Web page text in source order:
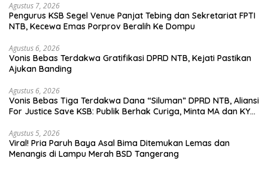
Agustus 7, 2026
Pengurus KSB Segel Venue Panjat Tebing dan Sekretariat FPTI
NTB, Kecewa Emas Porprov Beralih Ke Dompu
Agustus 6, 2026
Vonis Bebas Terdakwa Gratifikasi DPRD NTB, Kejati Pastikan
Ajukan Banding
Agustus 6, 2026
Vonis Bebas Tiga Terdakwa Dana “Siluman” DPRD NTB, Aliansi
For Justice Save KSB: Publik Berhak Curiga, Minta MA dan KY
Agustus 5, 2026
Viral! Pria Paruh Baya Asal Bima Ditemukan Lemas dan
Menangis di Lampu Merah BSD Tangerang